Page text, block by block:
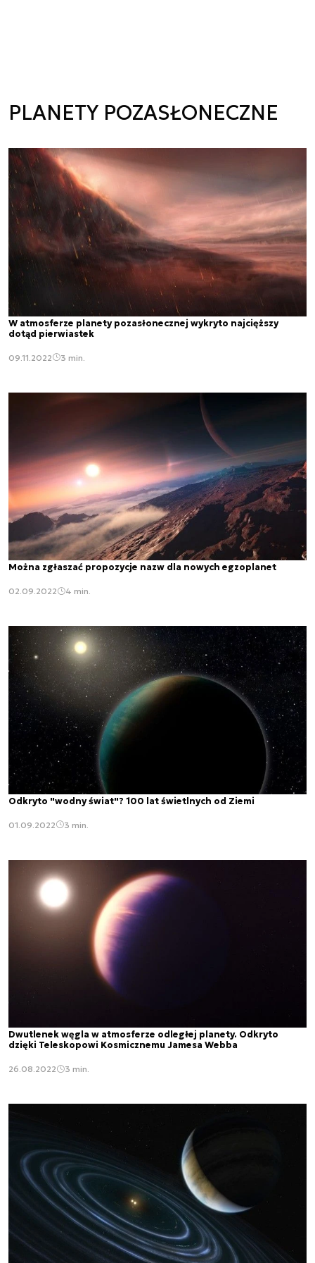
PLANETY POZASŁONECZNE
W atmosferze planety pozasłonecznej wykryto najcięższy
dotąd pierwiastek
09.11.2022 3 min.
Można zgłaszać propozycje nazw dla nowych egzoplanet
02.09.2022 4 min.
Odkryto "wodny świat"? 100 lat świetlnych od Ziemi
01.09.2022 3 min.
Dwutlenek węgla w atmosferze odległej planety. Odkryto
dzięki Teleskopowi Kosmicznemu Jamesa Webba
26.08.2022 3 min.